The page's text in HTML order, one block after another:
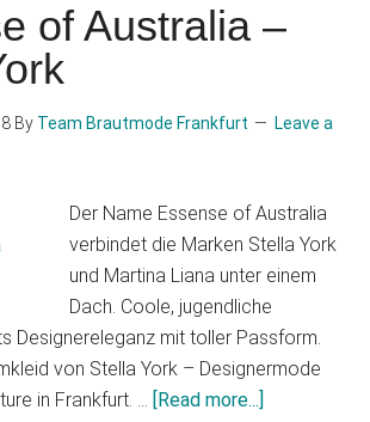
of Australia –
By Team Brautmode Frankfurt
Leave a
Der Name Essense of Australia
verbindet die Marken Stella York
und Martina Liana unter einem
Dach. Coole, jugendliche
Designereleganz mit toller Passform.
von Stella York – Designermode
in Frankfurt. … [Read more...]